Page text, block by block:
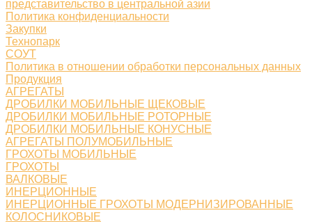
представительство в центральной азии
Политика конфиденциальности
Закупки
Технопарк
СОУТ
Политика в отношении обработки персональных данных
Продукция
АГРЕГАТЫ
ДРОБИЛКИ МОБИЛЬНЫЕ ЩЕКОВЫЕ
ДРОБИЛКИ МОБИЛЬНЫЕ РОТОРНЫЕ
ДРОБИЛКИ МОБИЛЬНЫЕ КОНУСНЫЕ
АГРЕГАТЫ ПОЛУМОБИЛЬНЫЕ
ГРОХОТЫ МОБИЛЬНЫЕ
ГРОХОТЫ
ВАЛКОВЫЕ
ИНЕРЦИОННЫЕ
ИНЕРЦИОННЫЕ ГРОХОТЫ МОДЕРНИЗИРОВАННЫЕ
КОЛОСНИКОВЫЕ